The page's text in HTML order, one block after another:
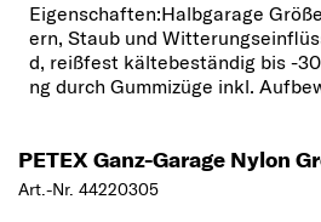
Eigenschaften:Halbgarage
ern, Staub und
d, reißfest kältebeständig bis -
ng durch Gummizüge inkl.
PETEX Ganz-Garage Nylon
Art.-Nr. 44220305